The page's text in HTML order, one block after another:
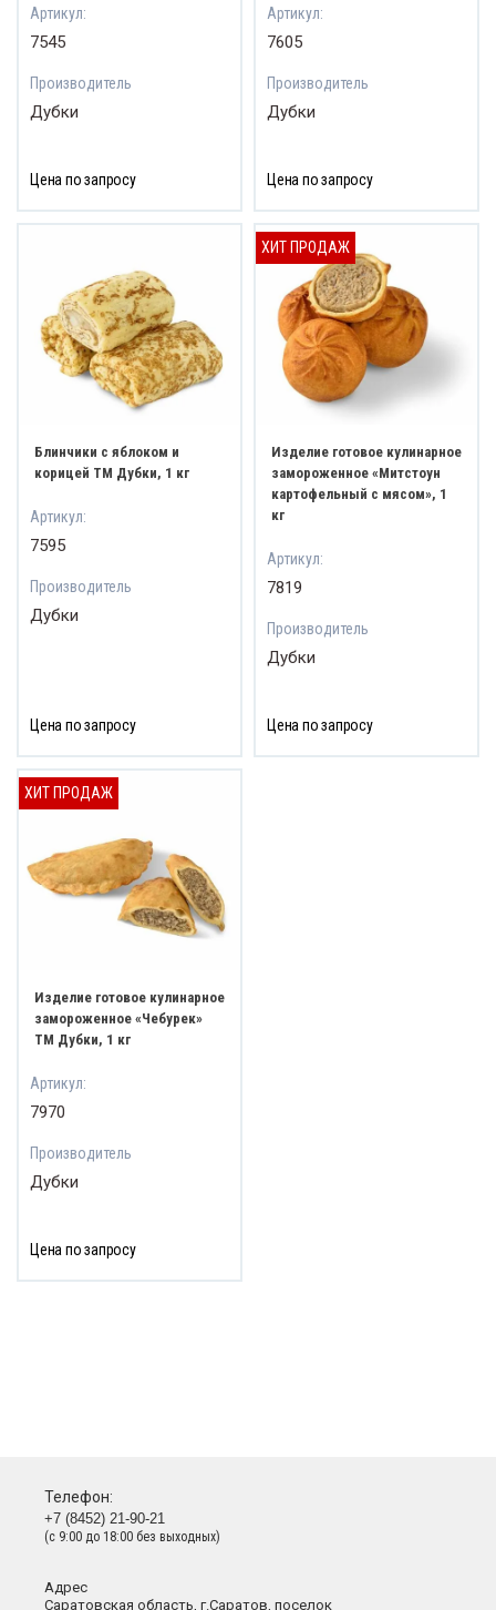
Артикул:
7545
Производитель
Дубки
Цена по запросу
Артикул:
7605
Производитель
Дубки
Цена по запросу
Блинчики с яблоком и
корицей ТМ Дубки, 1 кг
Артикул:
7595
Производитель
Дубки
Цена по запросу
Изделие готовое кулинарное
замороженное «Митстоун
картофельный с мясом», 1
кг
Артикул:
7819
Производитель
Дубки
ХИТ ПРОДАЖ
Цена по запросу
Изделие готовое кулинарное
замороженное «Чебурек»
ТМ Дубки, 1 кг
Артикул:
7970
Производитель
Дубки
ХИТ ПРОДАЖ
Цена по запросу
Телефон:
+7 (8452) 21-90-21
(с 9:00 до 18:00 без выходных)
Адрес
Саратовская область, г.Саратов, поселок